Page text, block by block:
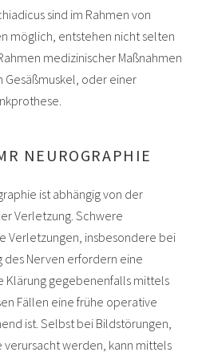
sind im Rahmen von
möglich, entstehen nicht selten
medizinischer Maßnahmen
Gesäßmuskel, oder einer
NEUROGRAPHIE
ist abhängig von der
Verletzung. Schwere
Verletzungen, insbesondere bei
des Nerven erfordern eine
Klärung gegebenenfalls mittels
Fällen eine frühe operative
ist. Selbst bei Bildstörungen,
werden, kann mittels